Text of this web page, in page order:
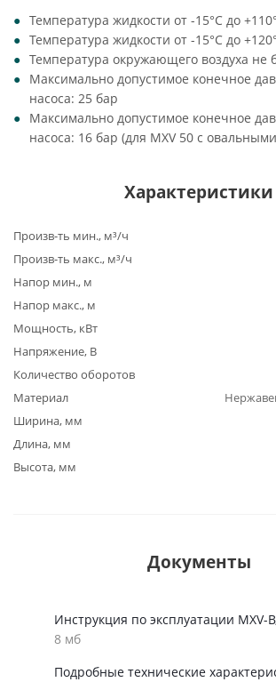
Температура жидкости от -15°C до
Температура жидкости от -15°C до
Температура окружающего воздуха не
Максимально допустимое конечное
насоса: 25 бар
Максимально допустимое конечное
насоса: 16 бар (для MXV 50 с
Характеристики
Произв-ть мин., м³/ч
Произв-ть макс., м³/ч
Напор мин., м
Напор макс., м
Мощность, кВт
Напряжение, В
Количество оборотов
Материал
Ширина, мм
Длина, мм
Высота, мм
Документы
Инструкция по эксплуатации MXV-
8 мб
Подробные технические